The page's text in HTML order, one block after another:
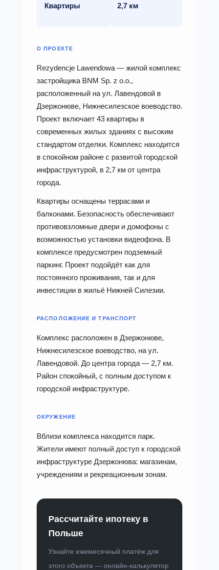
Квартиры 2,7 км
О ПРОЕКТЕ
Rezydencje Lawendowa — жилой комплекс
застройщика BNM Sp. z o.o.,
расположенный на ул. Лавендовой в
Дзержонюве, Нижнесилезское воеводство.
Проект включает 43 квартиры в
современных жилых зданиях с высоким
стандартом отделки. Комплекс находится
в спокойном районе с развитой городской
инфраструктурой, в 2,7 км от центра
города.
Квартиры оснащены террасами и
балконами. Безопасность обеспечивают
противовзломные двери и домофоны с
возможностью установки видеофона. В
комплексе предусмотрен подземный
паркинг. Проект подойдёт как для
постоянного проживания, так и для
инвестиции в жильё Нижней Силезии.
РАСПОЛОЖЕНИЕ И ТРАНСПОРТ
Комплекс расположен в Дзержонюве,
Нижнесилезское воеводство, на ул.
Лавендовой. До центра города — 2,7 км.
Район спокойный, с полным доступом к
городской инфраструктуре.
ОКРУЖЕНИЕ
Вблизи комплекса находится парк.
Жители имеют полный доступ к городской
инфраструктуре Дзержонюва: магазинам,
учреждениям и рекреационным зонам.
Рассчитайте ипотеку в
Польше
Узнайте ежемесячный платёж для
этого объекта — онлайн-калькулятор